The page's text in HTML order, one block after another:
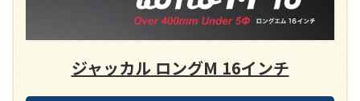
ジャッカル ロングM 16インチ